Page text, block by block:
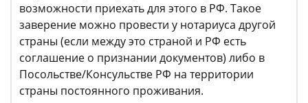
возможности приехать для этого в РФ. Такое
заверение можно провести у нотариуса другой
страны (если между это страной и РФ есть
соглашение о признании документов) либо в
Посольстве/Консульстве РФ на территории
страны постоянного проживания.